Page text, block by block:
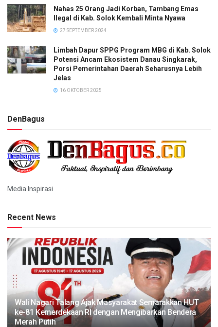
Nahas 25 Orang Jadi Korban, Tambang Emas
Ilegal di Kab. Solok Kembali Minta Nyawa
27 SEPTEMBER 2024
Limbah Dapur SPPG Program MBG di Kab. Solok
Potensi Ancam Ekosistem Danau Singkarak,
Porsi Pemerintahan Daerah Seharusnya Lebih
Jelas
16 OKTOBER 2025
DenBagus
Media Inspirasi
Recent News
Wali Nagari Talang Ajak Masyarakat Semarakkan HUT
ke-81 Kemerdekaan RI dengan Mengibarkan Bendera
Merah Putih